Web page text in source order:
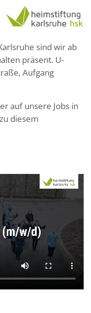
in unsere
sind wir ab
präsent. U-
Aufgang
auf unsere Jobs in
diesem